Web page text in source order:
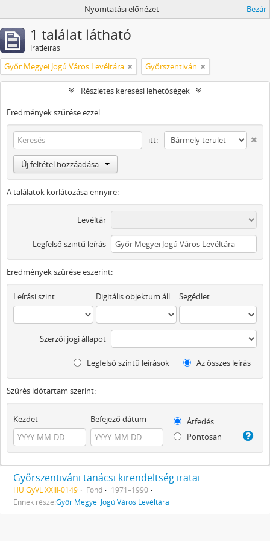
Nyomtatási előnézet Bezár
1 találat látható
Iratleírás
Győr Megyei Jogú Város Levéltára Győrszentiván
Részletes keresési lehetőségek
Eredmények szűrése ezzel:
itt:
Új feltétel hozzáadása
A találatok korlátozása ennyire:
Levéltár
Legfelső szintű leírás
Eredmények szűrése eszerint:
Leírási szint Digitális objektum áll rendelkezésre Segédlet
Szerzői jogi állapot
Legfelső szintű leírások Az összes leírás
Szűrés időtartam szerint:
Kezdet Befejező dátum
Átfedés
Pontosan
Győrszentiváni tanácsi kirendeltség iratai
HU GyVL XXIII-0149 Fond
1971–1990
Ennek része:Győr Megyei Jogú Város Levéltára